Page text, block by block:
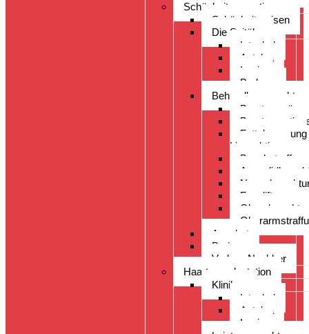
Schönheitsoperation
Schönheitsreisen
Die Spitäler
Istanbul
Antalya
Izmir
Bodrum
Fettabsaugung
Liposuktion
Bauchstraffung
Faceliftung
Ohrenkorrektur
Angebot
Preise
Vorher- Nachher
Haartransplantation
Kliniken
Istanbul
Antalya
Izmir